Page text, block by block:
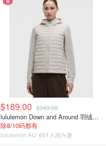
$189.00 $349.00
lululemon Down and Around 羽绒夹克
除8/10码都有
lululemon AU 601人感兴趣